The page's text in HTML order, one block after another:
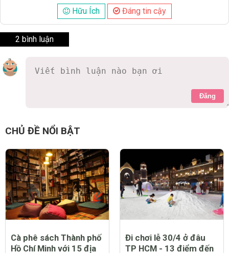
Hữu Ích
Đáng tin cậy
2 bình luận
Đăng
Phạm Thị Thanh Thúy
Giá vé ngày 8/3 thế nào ạ
0 Thích Trả lời Báo cáo vi phạm
Luân Thanh Lê 7 năm
Giá vé ngày tết bao nhiêu vậy ạ
0 Thích Trả lời Báo cáo vi phạm